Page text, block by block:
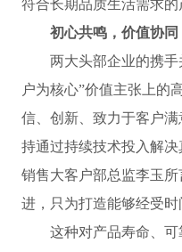
符合长期品质生活需求的
初心共鸣，价值协同
两大头部企业的携手
户为核心”价值主张上的
信、创新、致力于客户
持通过持续技术投入解
销售大客户部总监李玉
进，只为打造能够经受时
这种对产品寿命、可